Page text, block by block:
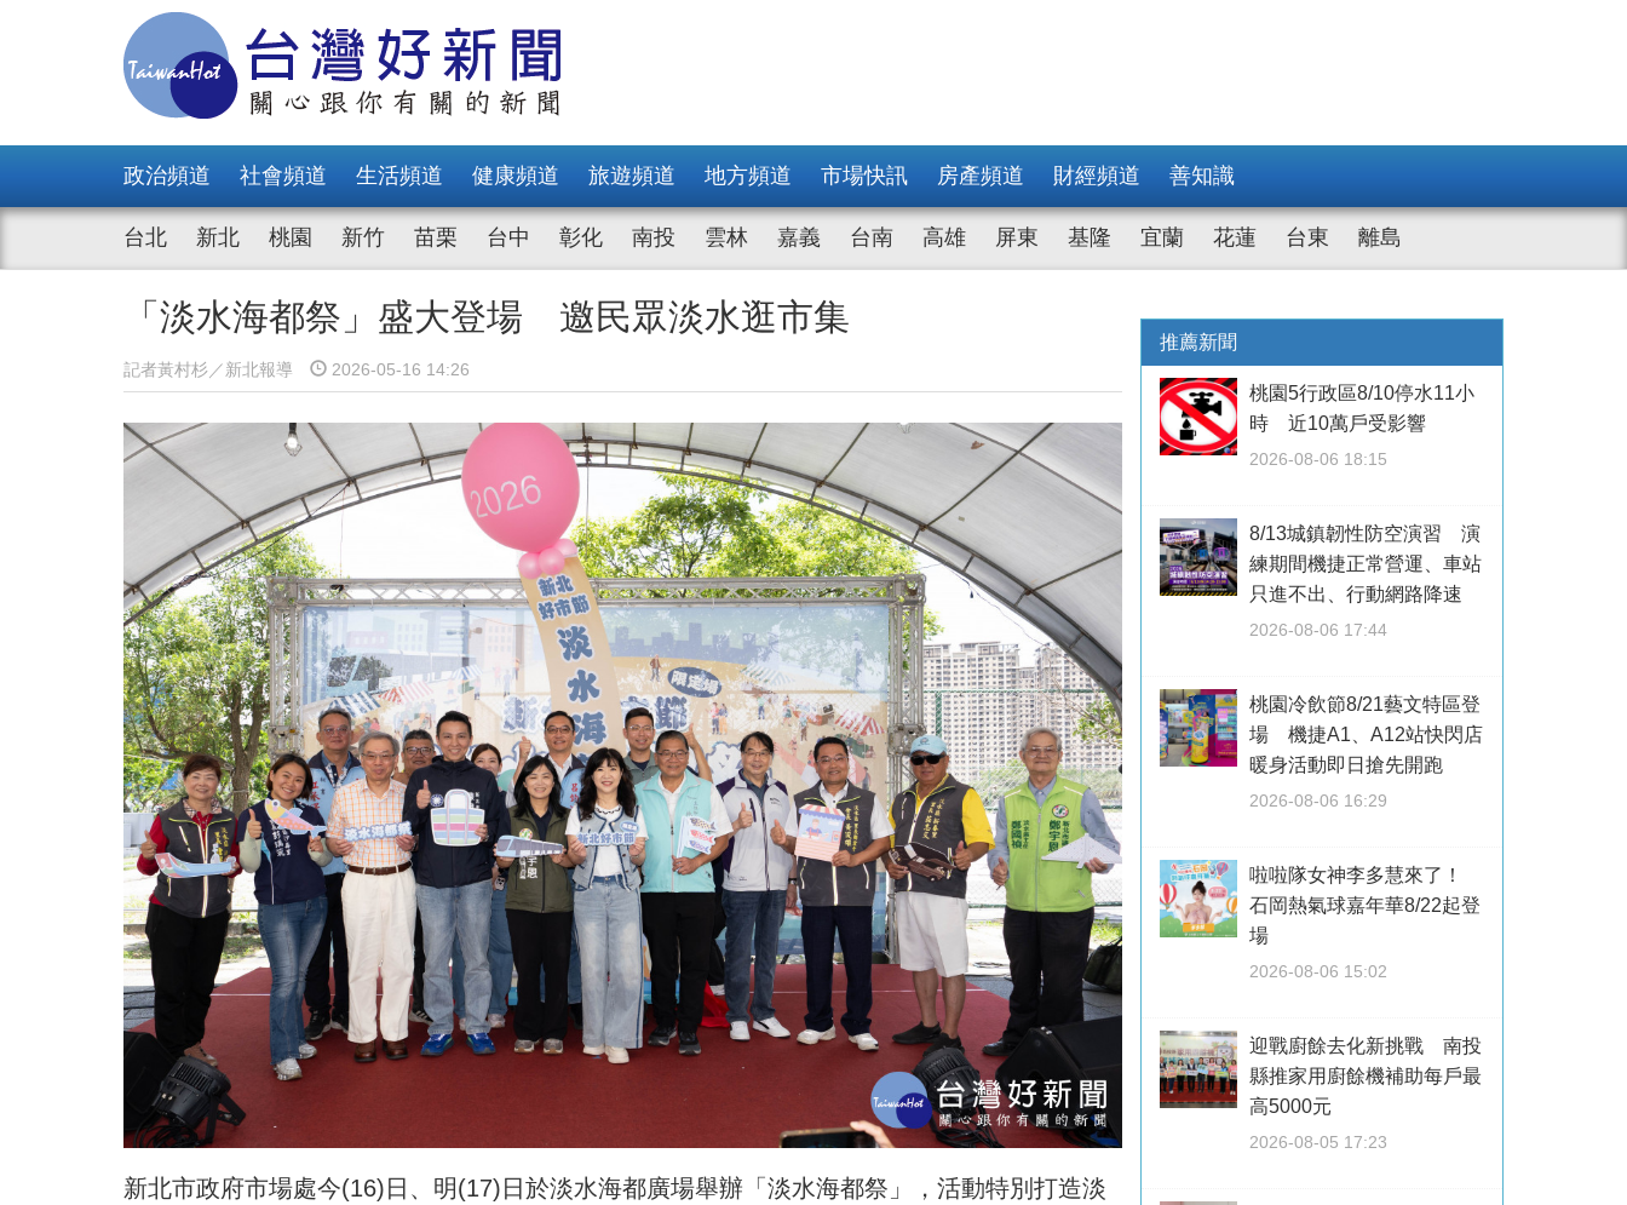
政治頻道 社會頻道 生活頻道 健康頻道 旅遊頻道 地方頻道 市場快訊 房產頻道 財經頻道 善知識
台北 新北 桃園 新竹 苗栗 台中 彰化 南投 雲林 嘉義 台南 高雄 屏東 基隆 宜蘭 花蓮 台東 離島
「淡水海都祭」盛大登場 邀民眾淡水逛市集
記者黃村杉／新北報導 2026-05-16 14:26
新北市政府市場處今(16)日、明(17)日於淡水海都廣場舉辦「淡水海都祭」，活動特別打造淡
推薦新聞
桃園5行政區8/10停水11小
時 近10萬戶受影響
2026-08-06 18:15
8/13城鎮韌性防空演習 演
練期間機捷正常營運、車站
只進不出、行動網路降速
2026-08-06 17:44
桃園冷飲節8/21藝文特區登
場 機捷A1、A12站快閃店
暖身活動即日搶先開跑
2026-08-06 16:29
啦啦隊女神李多慧來了！
石岡熱氣球嘉年華8/22起登
場
2026-08-06 15:02
迎戰廚餘去化新挑戰 南投
縣推家用廚餘機補助每戶最
高5000元
2026-08-05 17:23